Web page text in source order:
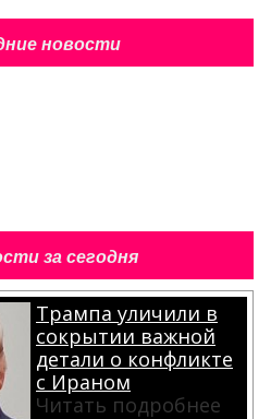
новости
за сегодня
Трампа уличили в
сокрытии важной
детали о конфликте
с Ираном
Читать подробнее